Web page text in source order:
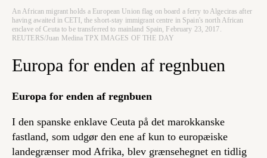
An African migrant holds a European Union flag on board a ferry to Algeciras after
having awaited in CETI, the short-stay immigrant centre in Spain's north African
enclave of Ceuta to be transferred to mainland Spain, February 23, 2017.
REUTERS/Juan Medina TPX IMAGES OF THE DAY
Europa for enden af regnbuen
Europa for enden af regnbuen
I den spanske enklave Ceuta på det marokkanske
fastland, som udgør den ene af kun to europæiske
landegrænser mod Afrika, blev grænsehegnet en tidlig